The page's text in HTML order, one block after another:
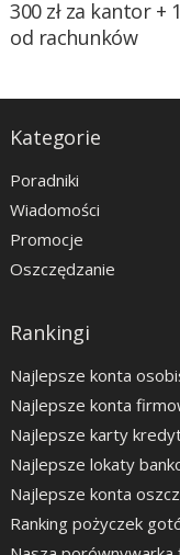
300 zł za kantor +
od rachunków
Kategorie
Poradniki
Wiadomości
Promocje
Oszczędzanie
Rankingi
Najlepsze konta
Najlepsze konta
Najlepsze karty
Najlepsze lokaty
Najlepsze konta
Ranking pożyczek